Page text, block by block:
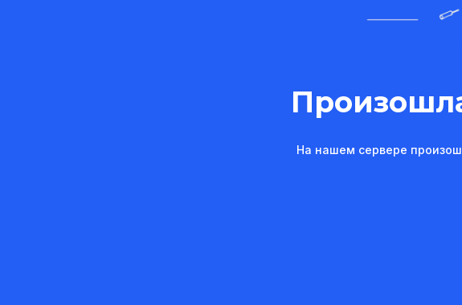
На нашем сервере